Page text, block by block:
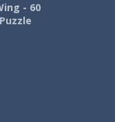
- 60